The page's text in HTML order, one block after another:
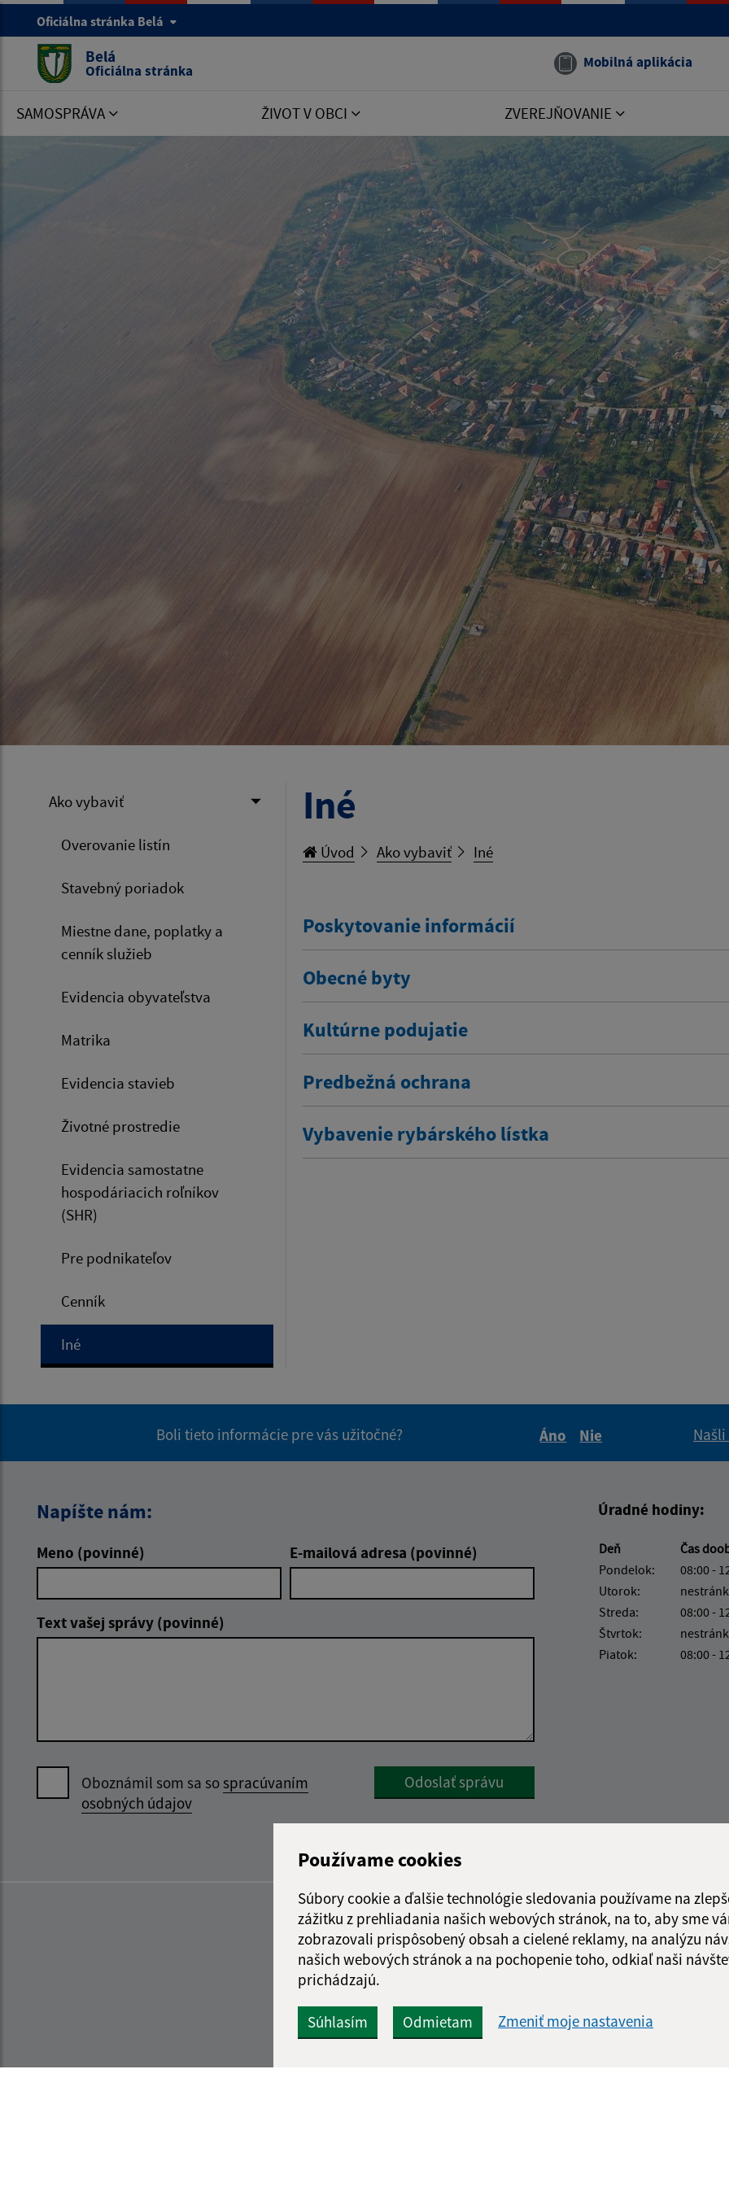
Používame cookies
Súbory cookie a ďalšie technológie sledovania používame na
zážitku z prehliadania našich webových stránok, na to, aby sme
zobrazovali prispôsobený obsah a cielené reklamy, na analýzu
našich webových stránok a na pochopenie toho, odkiaľ naši
prichádzajú.
Súhlasím Odmietam Zmeniť moje nastavenia
Oficiálna stránka Belá
Belá
Oficiálna stránka Mobilná aplikácia
SAMOSPRÁVA ŽIVOT V OBCI ZVEREJŇOVANIE
Ako vybaviť
Overovanie listín
Stavebný poriadok
Miestne dane, poplatky a
cenník služieb
Evidencia obyvateľstva
Matrika
Evidencia stavieb
Životné prostredie
Evidencia samostatne
hospodáriacich roľníkov
(SHR)
Pre podnikateľov
Cenník
Iné
Iné
Úvod Ako vybaviť Iné
Poskytovanie informácií
Obecné byty
Kultúrne podujatie
Predbežná ochrana
Vybavenie rybárského lístka
Boli tieto informácie pre vás užitočné?
Áno
Nie
Napíšte nám:
Meno (povinné) E-mailová adresa (povinné)
Text vašej správy (povinné)
Oboznámil som sa sospracúvaním
osobných údajov
Google reCaptcha Response
Odoslať správu
Úradné hodiny:
Deň Čas
Pondelok:
08:00 -
Utorok:
Streda:
08:00 -
Štvrtok:
Piatok:
08:00 -